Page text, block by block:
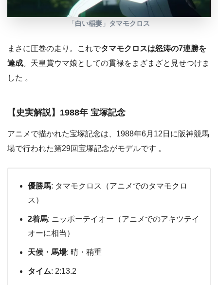
「 白い稲妻」タマモクロス
まさに圧巻の走り。これでタマモクロスは怒涛の7連勝を
達成。天皇賞ウマ娘としての貫禄をまざまざと見せつけま
した 。
【史実解説】1988年 宝塚記念
アニメで描かれた宝塚記念は、1988年6月12日に阪神競馬
場で行われた第29回宝塚記念がモデルです 。
優勝馬: タマモクロス（アニメでのタマモクロ
ス）
2着馬: ニッポーテイオー（アニメでのアキツテイ
オーに相当）
天候・馬場: 晴・稍重
タイム: 2:13.2